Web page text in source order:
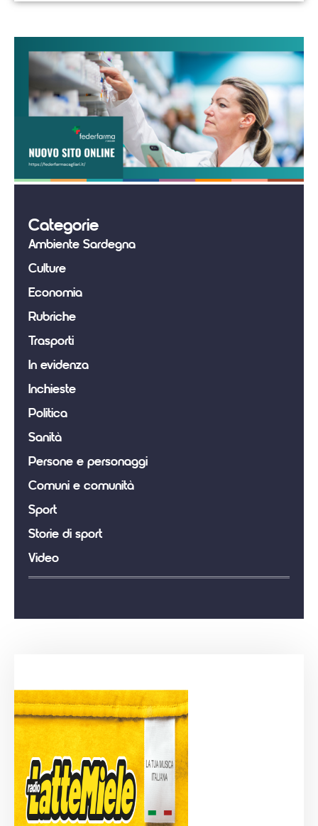
Categorie
Ambiente Sardegna
Culture
Economia
Rubriche
Trasporti
In evidenza
Inchieste
Politica
Sanità
Persone e personaggi
Comuni e comunità
Sport
Storie di sport
Video